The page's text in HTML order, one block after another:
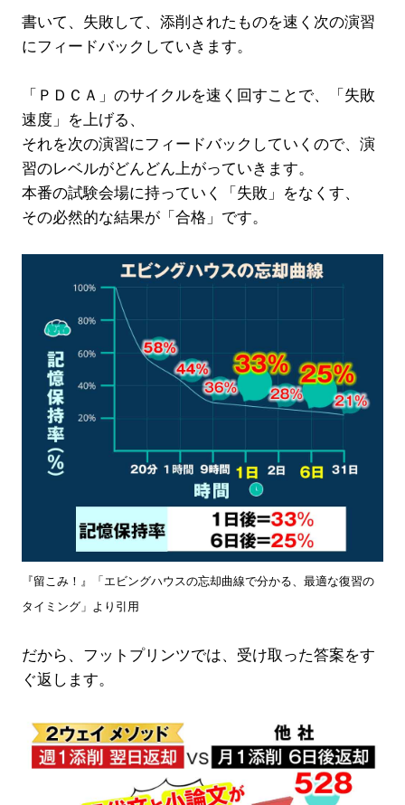
書いて、失敗して、添削されたものを速く次の演習
にフィードバックしていきます。
「ＰＤＣＡ」のサイクルを速く回すことで、「失敗
速度」を上げる、
それを次の演習にフィードバックしていくので、演
習のレベルがどんどん上がっていきます。
本番の試験会場に持っていく「失敗」をなくす、
その必然的な結果が「合格」です。
『留こみ！』「エビングハウスの忘却曲線で分かる、最適な復習の
タイミング」より引用
だから、フットプリンツでは、受け取った答案をす
ぐ返します。